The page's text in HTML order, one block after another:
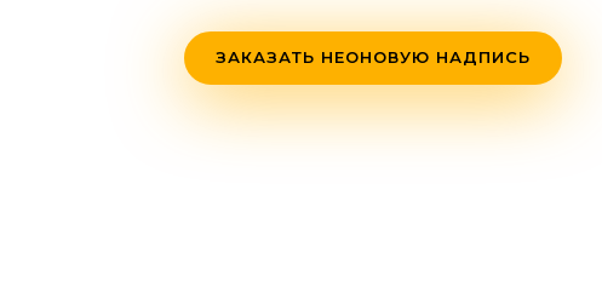
ЗАКАЗАТЬ НЕОНОВУЮ НАДПИСЬ